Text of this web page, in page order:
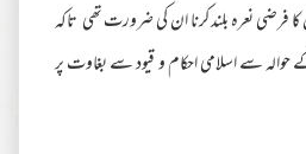
نعرہ بلند کرنا ان کی ضرورت تھی تاکہ
سے اسلامی احکام و قیود سے بغاوت پر